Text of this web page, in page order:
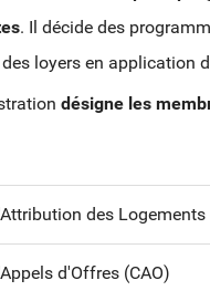
. Il décide des
loyers en application
désigne les
des
d'Offres (CAO)